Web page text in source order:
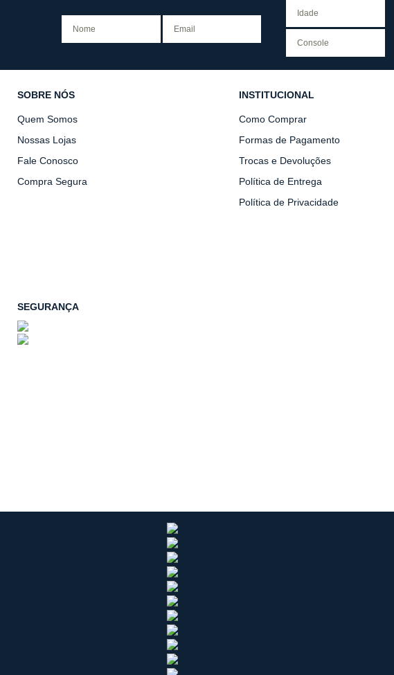
SOBRE NÓS
Quem Somos
Nossas Lojas
Fale Conosco
Compra Segura
INSTITUCIONAL
Como Comprar
Formas de Pagamento
Trocas e Devoluções
Política de Entrega
Política de Privacidade
SEGURANÇA